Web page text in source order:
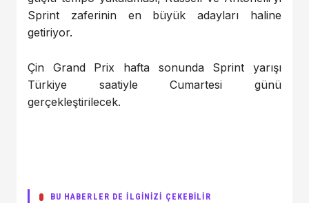
Sprint zaferinin en büyük adayları haline
getiriyor.
Çin Grand Prix hafta sonunda Sprint yarışı
Türkiye saatiyle Cumartesi günü
gerçekleştirilecek.
BU HABERLER DE İLGİNİZİ ÇEKEBİLİR